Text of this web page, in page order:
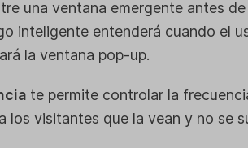
una ventana emergente antes
inteligente entenderá cuando el
la ventana pop-up.
te permite controlar la
los visitantes que la vean y no se